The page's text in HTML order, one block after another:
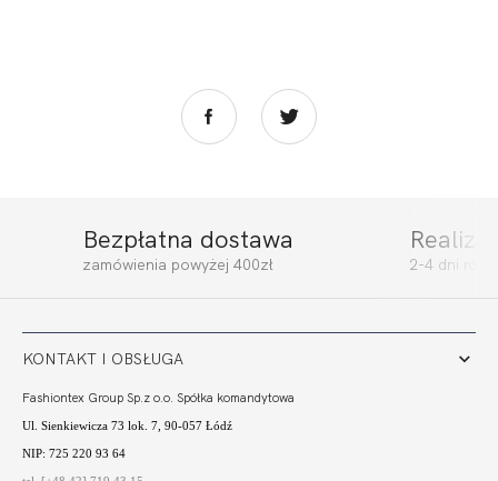
Bezpłatna dostawa
zamówienia powyżej 400zł 2-4 dni
KONTAKT I OBSŁUGA
Fashiontex Group Sp.z o.o. Spółka komandytowa
Ul. Sienkiewicza 73 lok. 7, 90-057 Łódź
NIP: 725 220 93 64